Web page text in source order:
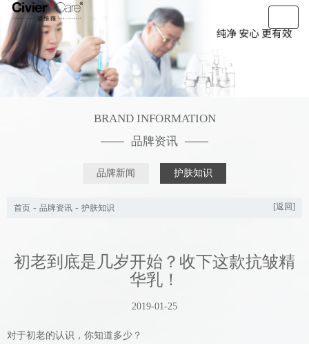
BRAND INFORMATION
品牌资讯
品牌新闻 护肤知识
首页 - 品牌资讯 - 护肤知识 [返回]
初老到底是几岁开始？收下这款抗皱精
华乳！
2019-01-25
对于初老的认识，你知道多少？